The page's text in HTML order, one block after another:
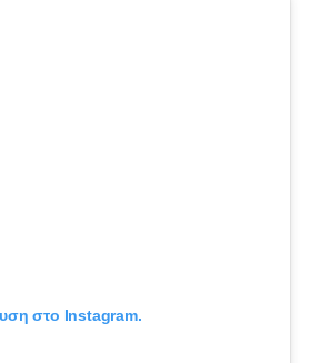
στο Instagram.